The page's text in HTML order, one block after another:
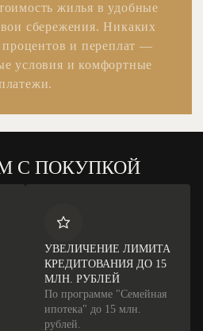
жилья в удобные
сбережения. Никаких
и переплат —
условия и комфортные
С ПОКУПКОЙ
УВЕЛИЧЕНИЕ ЛИМИТА
КРЕДИТОВАНИЯ ДО 15
МЛН. РУБЛЕЙ
По программе "Семейная
ипотека" до 15 млн.
рублей.